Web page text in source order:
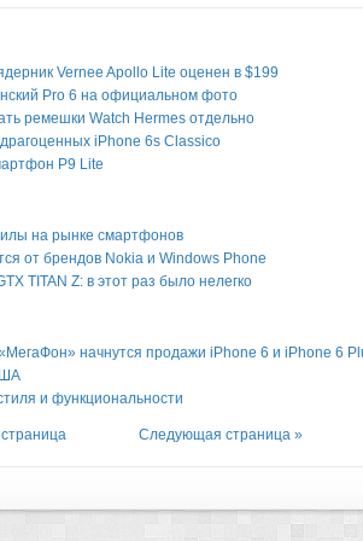
Vernee Apollo Lite оценен в $199
Pro 6 на официальном фото
ремешки Watch Hermes отдельно
iPhone 6s Classico
P9 Lite
на рынке смартфонов
от брендов Nokia и Windows Phone
TITAN Z: в этот раз было нелегко
начнутся продажи iPhone 6 и iPhone 6
и функциональности
Следующая страница »